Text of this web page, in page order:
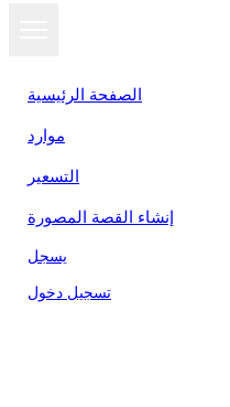
الصفحة الرئيسية
موارد
التسعير
إنشاء القصة المصورة
يسجل
تسجيل دخول